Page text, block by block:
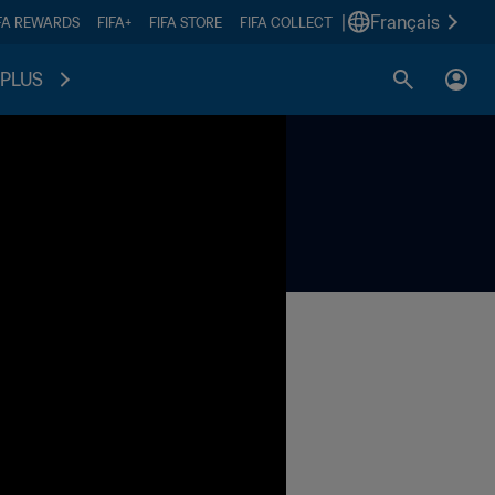
REWARDS FIFA+ FIFA STORE FIFA COLLECT Français
PLUS